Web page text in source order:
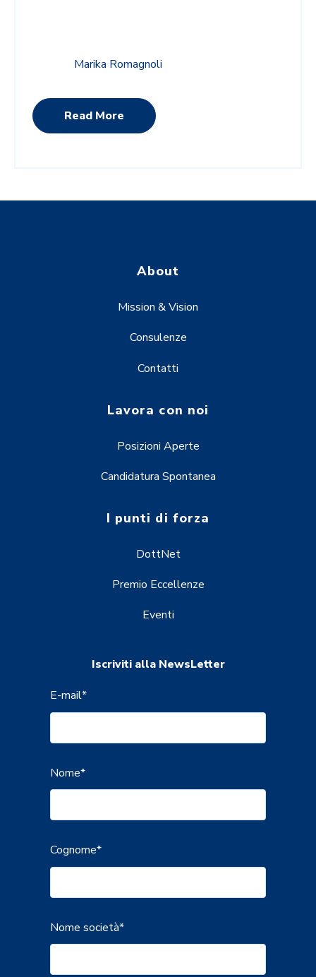
Marika Romagnoli
Read More
About
Mission & Vision
Consulenze
Contatti
Lavora con noi
Posizioni Aperte
Candidatura Spontanea
I punti di forza
DottNet
Premio Eccellenze
Eventi
Iscriviti alla NewsLetter
E-mail*
Nome*
Cognome*
Nome società*